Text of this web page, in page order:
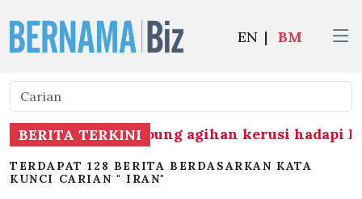
EN | BM
BERITA TERKINI
BN berhubung agihan kerusi hadapi
TERDAPAT 128 BERITA BERDASARKAN KATA
KUNCI CARIAN " IRAN"